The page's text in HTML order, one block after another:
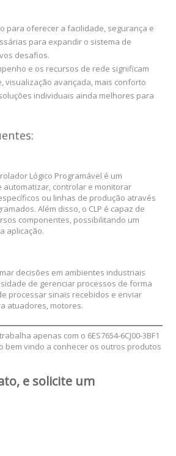
para oferecer a facilidade, segurança e
para expandir o sistema de
desafios.
e os recursos de rede significam
visualização avançada, mais conforto
individuais ainda melhores para
Lógico Programável é um
automatizar, controlar e monitorar
ou linhas de produção através
Além disso, o CLP é capaz de
componentes, possibilitando um
aplicação.
decisões em ambientes industriais
de gerenciar processos de forma
processar sinais recebidos e enviar
atuadores, motores.
apenas com o 6ES7654-6CJ00-3BF1
bem vindo a conhecer os outros produtos
e solicite um